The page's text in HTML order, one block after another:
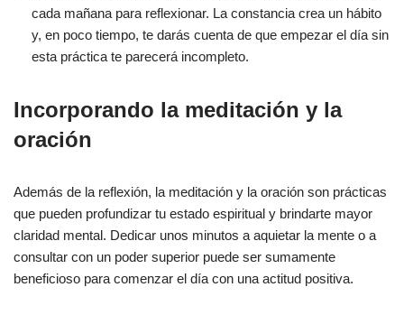
cada mañana para reflexionar. La constancia crea un hábito
y, en poco tiempo, te darás cuenta de que empezar el día sin
esta práctica te parecerá incompleto.
Incorporando la meditación y la
oración
Además de la reflexión, la meditación y la oración son prácticas
que pueden profundizar tu estado espiritual y brindarte mayor
claridad mental. Dedicar unos minutos a aquietar la mente o a
consultar con un poder superior puede ser sumamente
beneficioso para comenzar el día con una actitud positiva.